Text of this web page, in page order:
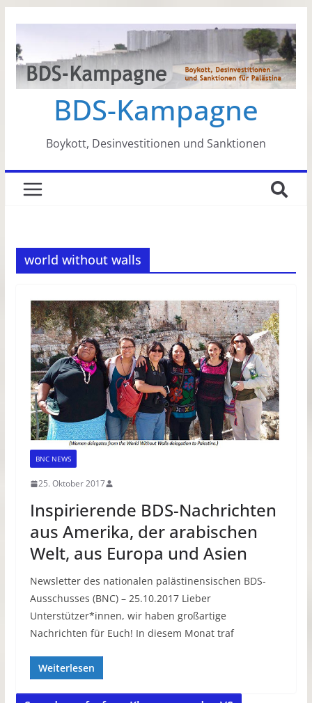
springen
BDS-Kampagne
Boykott, Desinvestitionen und Sanktionen
world without walls
BNC NEWS
25. Oktober 2017
Inspirierende BDS-Nachrichten
aus Amerika, der arabischen
Welt, aus Europa und Asien
Newsletter des nationalen palästinensischen BDS-
Ausschusses (BNC) – 25.10.2017 Lieber
Unterstützer*innen, wir haben großartige
Nachrichten für Euch! In diesem Monat traf
Weiterlesen